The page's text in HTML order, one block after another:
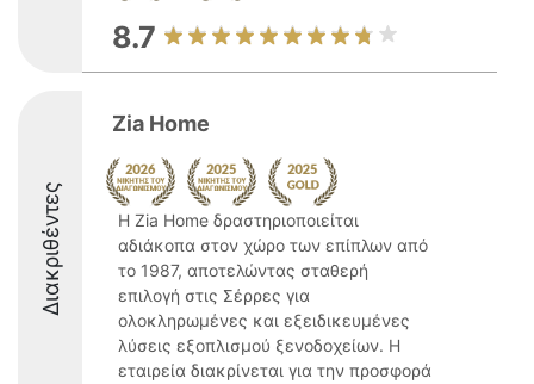
8.7
Διακριθέντες
Zia Home
Η Zia Home δραστηριοποιείται
αδιάκοπα στον χώρο των επίπλων από
το 1987, αποτελώντας σταθερή
επιλογή στις Σέρρες για
ολοκληρωμένες και εξειδικευμένες
λύσεις εξοπλισμού ξενοδοχείων. Η
εταιρεία διακρίνεται για την προσφορά